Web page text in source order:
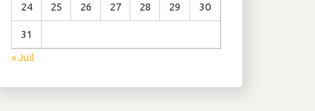
24 25 26 27 28 29 30
31
« Juil